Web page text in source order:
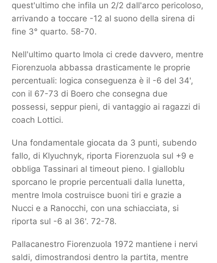
quest'ultimo che infila un 2/2 dall'arco pericoloso,
arrivando a toccare -12 al suono della sirena di
fine 3° quarto. 58-70.
Nell'ultimo quarto Imola ci crede davvero, mentre
Fiorenzuola abbassa drasticamente le proprie
percentuali: logica conseguenza è il -6 del 34',
con il 67-73 di Boero che consegna due
possessi, seppur pieni, di vantaggio ai ragazzi di
coach Lottici.
Una fondamentale giocata da 3 punti, subendo
fallo, di Klyuchnyk, riporta Fiorenzuola sul +9 e
obbliga Tassinari al timeout pieno. I gialloblu
sporcano le proprie percentuali dalla lunetta,
mentre Imola costruisce buoni tiri e grazie a
Nucci e a Ranocchi, con una schiacciata, si
riporta sul -6 al 36'. 72-78.
Pallacanestro Fiorenzuola 1972 mantiene i nervi
saldi, dimostrandosi dentro la partita, mentre